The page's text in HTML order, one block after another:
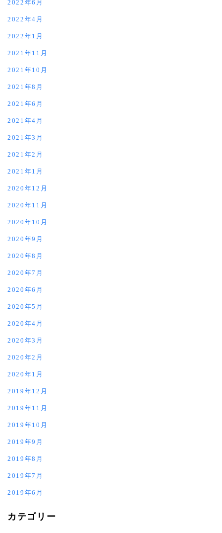
2022年6月
2022年4月
2022年1月
2021年11月
2021年10月
2021年8月
2021年6月
2021年4月
2021年3月
2021年2月
2021年1月
2020年12月
2020年11月
2020年10月
2020年9月
2020年8月
2020年7月
2020年6月
2020年5月
2020年4月
2020年3月
2020年2月
2020年1月
2019年12月
2019年11月
2019年10月
2019年9月
2019年8月
2019年7月
2019年6月
カテゴリー